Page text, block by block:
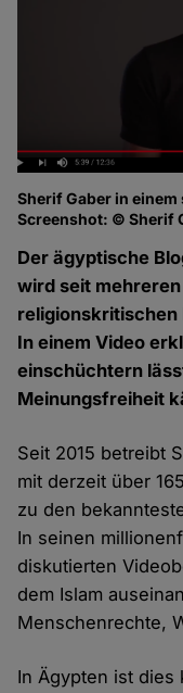
Sherif Gaber in
Screenshot: © Sherif
Der ägyptische
wird seit
religionskritischen
In einem Video
einschüchtern
Meinungsfreiheit
Seit 2015 betreibt
mit derzeit über
zu den
In seinen
diskutierten
dem Islam
Menschenrechte,
In Ägypten ist dies